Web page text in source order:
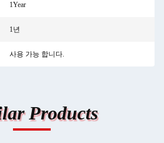
1Year
1년
사용 가능 합니다.
Products